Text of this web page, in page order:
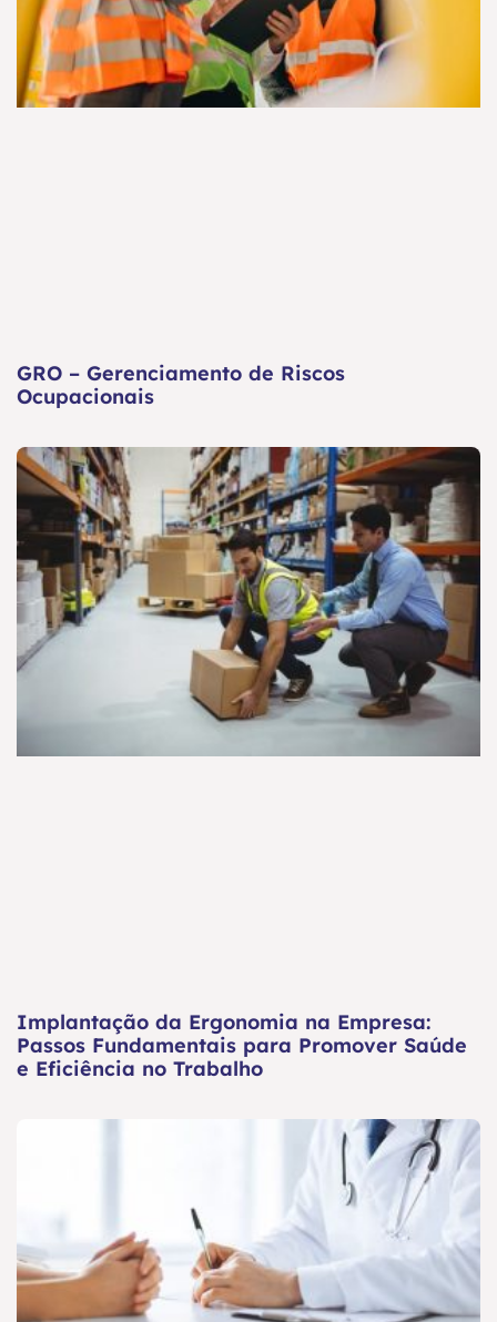
GRO – Gerenciamento de Riscos
Ocupacionais
Implantação da Ergonomia na Empresa:
Passos Fundamentais para Promover Saúde
e Eficiência no Trabalho